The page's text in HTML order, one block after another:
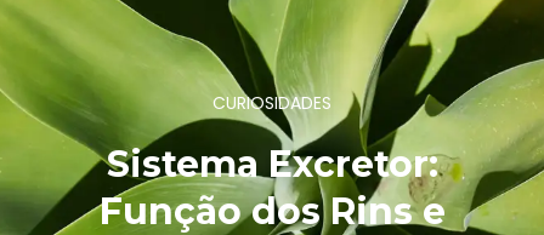
CURIOSIDADES
Sistema Excretor:
Função dos Rins e